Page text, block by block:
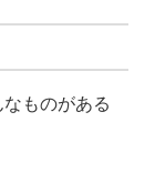
ものがある